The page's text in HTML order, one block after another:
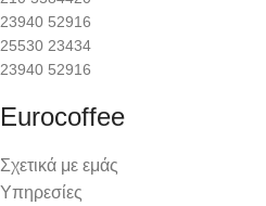
23940 52916
25530 23434
23940 52916
Eurocoffee
Σχετικά με εμάς
Υπηρεσίες